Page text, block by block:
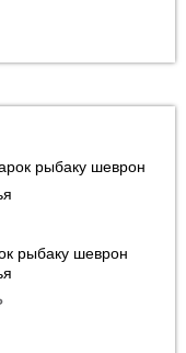
рыбаку шеврон